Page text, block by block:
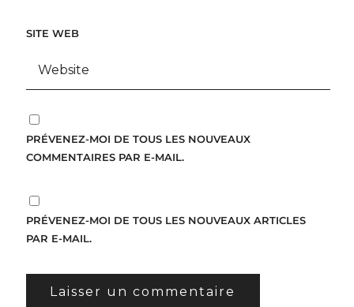
SITE WEB
PRÉVENEZ-MOI DE TOUS LES NOUVEAUX
COMMENTAIRES PAR E-MAIL.
PRÉVENEZ-MOI DE TOUS LES NOUVEAUX ARTICLES
PAR E-MAIL.